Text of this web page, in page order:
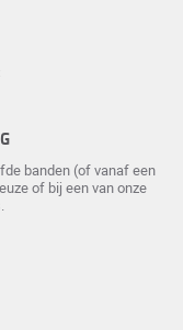
banden (of vanaf een
of bij een van onze